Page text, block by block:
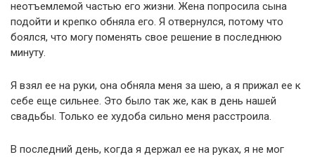
неотъемлемой частью его жизни. Жена попросила сына
подойти и крепко обняла его. Я отвернулся, потому что
боялся, что могу поменять свое решение в последнюю
минуту.
Я взял ее на руки, она обняла меня за шею, а я прижал ее к
себе еще сильнее. Это было так же, как в день нашей
свадьбы. Только ее худоба сильно меня расстроила.
В последний день, когда я держал ее на руках, я не мог